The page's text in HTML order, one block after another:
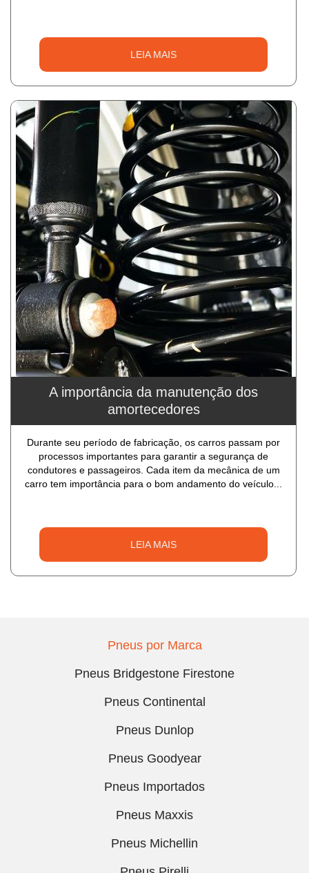
LEIA MAIS
A importância da manutenção dos
amortecedores
Durante seu período de fabricação, os carros passam por
processos importantes para garantir a segurança de
condutores e passageiros. Cada item da mecânica de um
carro tem importância para o bom andamento do veículo...
LEIA MAIS
Pneus por Marca
Pneus Bridgestone Firestone
Pneus Continental
Pneus Dunlop
Pneus Goodyear
Pneus Importados
Pneus Maxxis
Pneus Michellin